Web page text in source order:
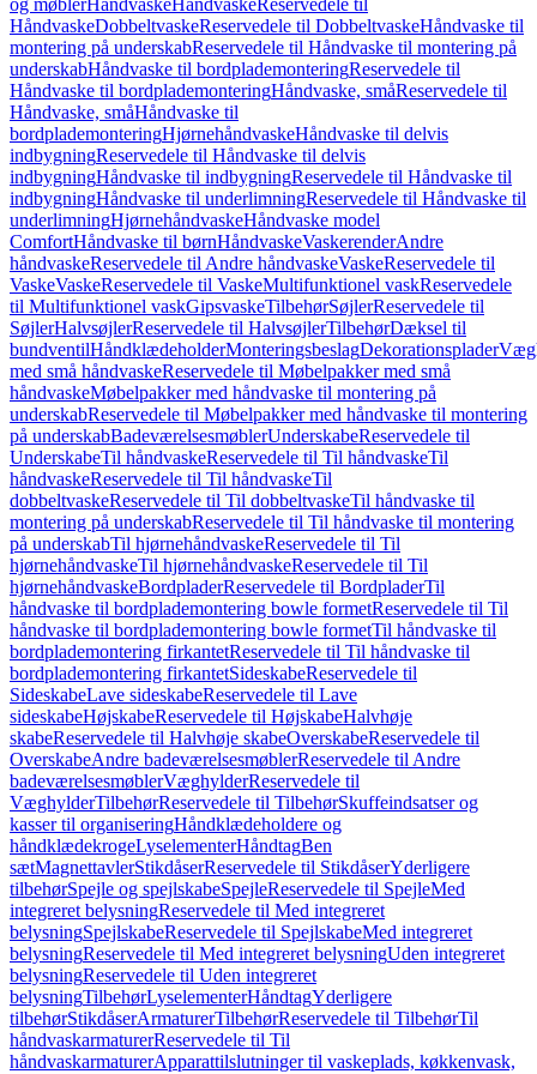
og møblerHåndvaskeHåndvaskeReservedele til
HåndvaskeDobbeltvaskeReservedele til DobbeltvaskeHåndvaske til
montering på underskabReservedele til Håndvaske til montering på
underskabHåndvaske til bordplademonteringReservedele til
Håndvaske til bordplademonteringHåndvaske, småReservedele til
Håndvaske, småHåndvaske til
bordplademonteringHjørnehåndvaskeHåndvaske til delvis
indbygningReservedele til Håndvaske til delvis
indbygningHåndvaske til indbygningReservedele til Håndvaske til
indbygningHåndvaske til underlimningReservedele til Håndvaske til
underlimningHjørnehåndvaskeHåndvaske model
ComfortHåndvaske til børnHåndvaskeVaskerenderAndre
håndvaskeReservedele til Andre håndvaskeVaskeReservedele til
VaskeVaskeReservedele til VaskeMultifunktionel vaskReservedele
til Multifunktionel vaskGipsvaskeTilbehørSøjlerReservedele til
SøjlerHalvsøjlerReservedele til HalvsøjlerTilbehørDæksel til
bundventilHåndklædeholderMonteringsbeslagDekorationsplader
med små håndvaskeReservedele til Møbelpakker med små
håndvaskeMøbelpakker med håndvaske til montering på
underskabReservedele til Møbelpakker med håndvaske til montering
på underskabBadeværelsesmøblerUnderskabeReservedele til
UnderskabeTil håndvaskeReservedele til Til håndvaskeTil
håndvaskeReservedele til Til håndvaskeTil
dobbeltvaskeReservedele til Til dobbeltvaskeTil håndvaske til
montering på underskabReservedele til Til håndvaske til montering
på underskabTil hjørnehåndvaskeReservedele til Til
hjørnehåndvaskeTil hjørnehåndvaskeReservedele til Til
hjørnehåndvaskeBordpladerReservedele til BordpladerTil
håndvaske til bordplademontering bowle formetReservedele til Til
håndvaske til bordplademontering bowle formetTil håndvaske til
bordplademontering firkantetReservedele til Til håndvaske til
bordplademontering firkantetSideskabeReservedele til
SideskabeLave sideskabeReservedele til Lave
sideskabeHøjskabeReservedele til HøjskabeHalvhøje
skabeReservedele til Halvhøje skabeOverskabeReservedele til
OverskabeAndre badeværelsesmøblerReservedele til Andre
badeværelsesmøblerVæghylderReservedele til
VæghylderTilbehørReservedele til TilbehørSkuffeindsatser og
kasser til organiseringHåndklædeholdere og
håndklædekrogeLyselementerHåndtagBen
sætMagnettavlerStikdåserReservedele til StikdåserYderligere
tilbehørSpejle og spejlskabeSpejleReservedele til SpejleMed
integreret belysningReservedele til Med integreret
belysningSpejlskabeReservedele til SpejlskabeMed integreret
belysningReservedele til Med integreret belysningUden integreret
belysningReservedele til Uden integreret
belysningTilbehørLyselementerHåndtagYderligere
tilbehørStikdåserArmaturerTilbehørReservedele til TilbehørTil
håndvaskarmaturerReservedele til Til
håndvaskarmaturerApparattilslutninger til vaskeplads, køkkenvask,